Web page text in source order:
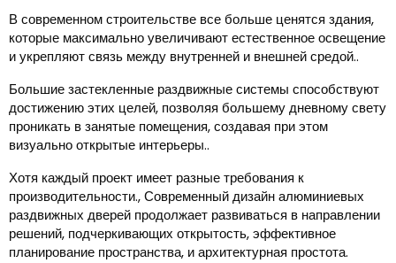
В современном строительстве все больше ценятся здания,
которые максимально увеличивают естественное освещение
и укрепляют связь между внутренней и внешней средой..
Большие застекленные раздвижные системы способствуют
достижению этих целей, позволяя большему дневному свету
проникать в занятые помещения, создавая при этом
визуально открытые интерьеры..
Хотя каждый проект имеет разные требования к
производительности., Современный дизайн алюминиевых
раздвижных дверей продолжает развиваться в направлении
решений, подчеркивающих открытость, эффективное
планирование пространства, и архитектурная простота.